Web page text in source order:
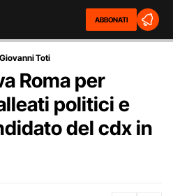
ABBONATI
Toti
Roma per
politici e
del cdx in